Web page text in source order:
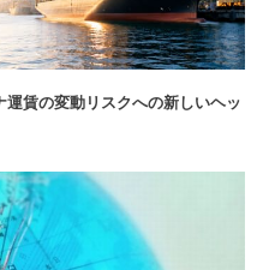
賃の変動リスクへの新しいヘッ